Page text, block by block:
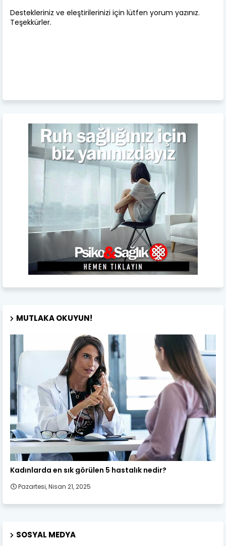
Destekleriniz ve eleştirilerinizi için lütfen yorum yazınız.
Teşekkürler.
MUTLAKA OKUYUN!
Kadın Sağlığı
Kadınlarda en sık görülen 5 hastalık nedir?
Pazartesi, Nisan 21, 2025
SOSYAL MEDYA